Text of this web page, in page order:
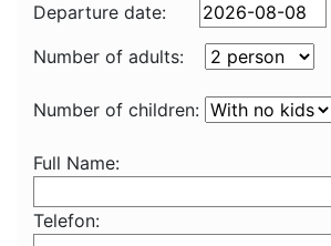
Departure date:
Number of adults:
Number of children:
Full Name:
Telefon: